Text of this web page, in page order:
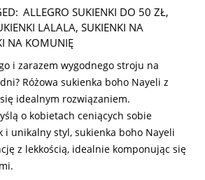
ALLEGRO SUKIENKI DO 50 ZŁ,
LALALA, SUKIENKI NA
NA KOMUNIĘ
i zarazem wygodnego stroju na
Różowa sukienka boho Nayeli z
idealnym rozwiązaniem.
o kobietach ceniących sobie
i unikalny styl, sukienka boho Nayeli
z lekkością, idealnie komponując się